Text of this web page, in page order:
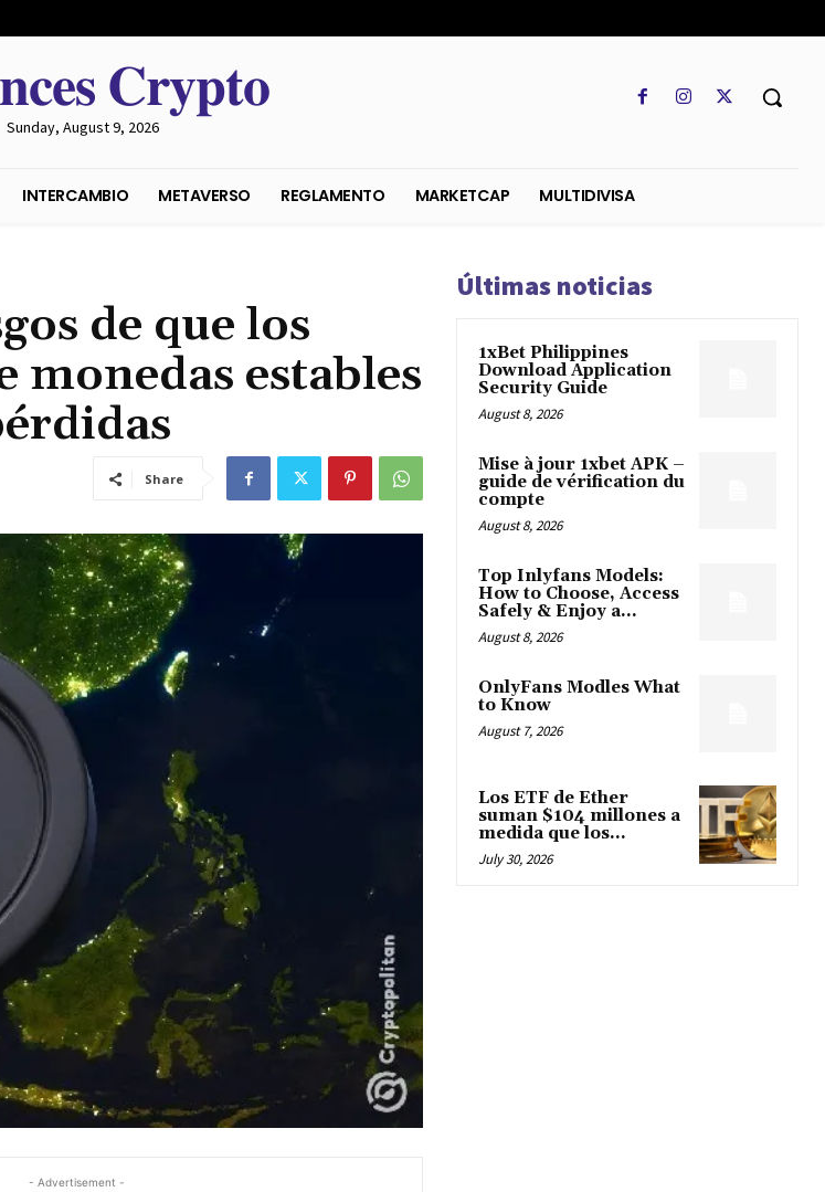
𝐂𝐫𝐲𝐩𝐭𝐨
Sunday, August 9, 2026
de que los
estables
Share
- Advertisement -
Últimas noticias
1xBet Philippines
Download Application
Security Guide
August 8, 2026
Mise à jour 1xbet APK –
guide de vérification du
compte
August 8, 2026
Top Inlyfans Models:
How to Choose, Access
Safely & Enjoy a...
August 8, 2026
OnlyFans Modles What
to Know
August 7, 2026
Los ETF de Ether
suman $104 millones a
medida que los...
July 30, 2026